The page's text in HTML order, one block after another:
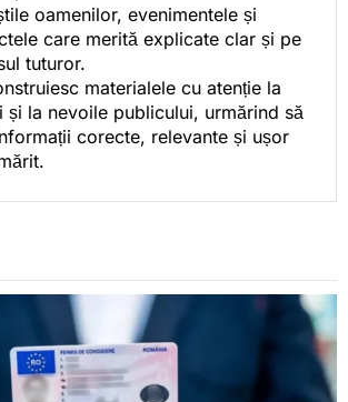
oamenilor, evenimentele și
care merită explicate clar și pe
tuturor.
materialele cu atenție la
și la nevoile publicului, urmărind să
corecte, relevante și ușor